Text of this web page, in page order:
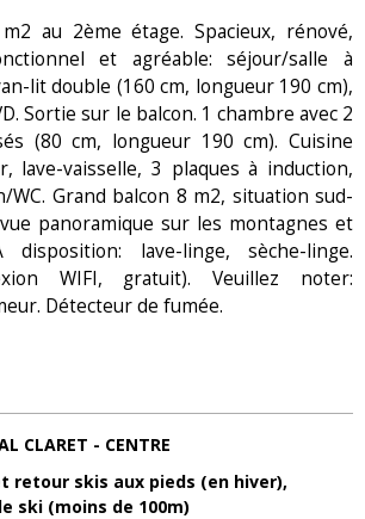
au 2ème étage. Spacieux, rénové,
et agréable: séjour/salle à
lit double (160 cm, longueur 190 cm),
Sortie sur le balcon. 1 chambre avec 2
(80 cm, longueur 190 cm). Cuisine
lave-vaisselle, 3 plaques à induction,
WC. Grand balcon 8 m2, situation sud-
panoramique sur les montagnes et
lave-linge, sèche-linge.
WIFI, gratuit). Veuillez noter:
Détecteur de fumée.
CLARET - CENTRE
retour skis aux pieds (en hiver)
ski (moins de 100m)